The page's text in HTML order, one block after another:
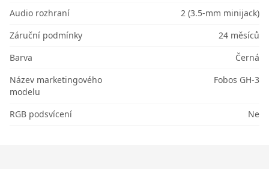
Audio rozhraní
2 (3.5-mm minijack)
Záruční podmínky
24 měsíců
Barva
Černá
Název marketingového
modelu
Fobos GH-3
RGB podsvícení Ne